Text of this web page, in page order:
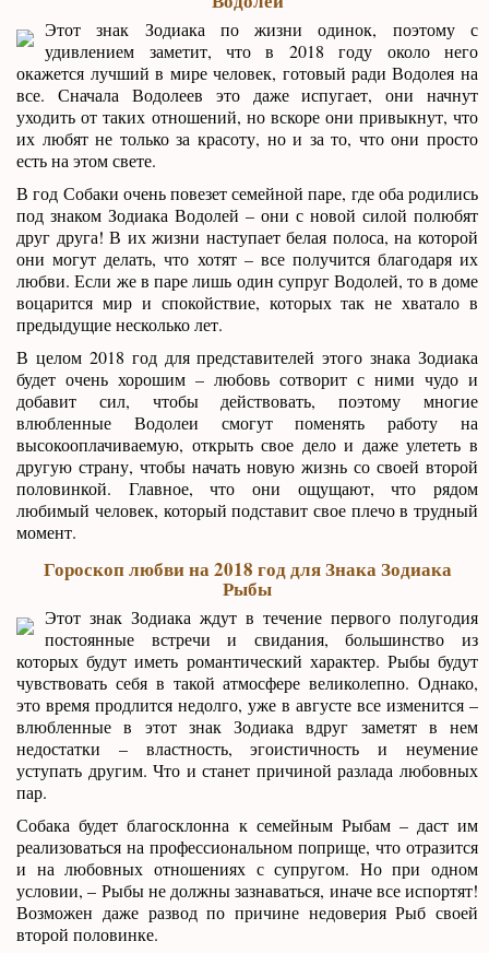
Этот знак Зодиака по жизни одинок, поэтому с
удивлением заметит, что в 2018 году около него
окажется лучший в мире человек, готовый ради Водолея на
все. Сначала Водолеев это даже испугает, они начнут
уходить от таких отношений, но вскоре они привыкнут, что
их любят не только за красоту, но и за то, что они просто
есть на этом свете.
В год Собаки очень повезет семейной паре, где оба родились
под знаком Зодиака Водолей – они с новой силой полюбят
друг друга! В их жизни наступает белая полоса, на которой
они могут делать, что хотят – все получится благодаря их
любви. Если же в паре лишь один супруг Водолей, то в доме
воцарится мир и спокойствие, которых так не хватало в
предыдущие несколько лет.
В целом 2018 год для представителей этого знака Зодиака
будет очень хорошим – любовь сотворит с ними чудо и
добавит сил, чтобы действовать, поэтому многие
влюбленные Водолеи смогут поменять работу на
высокооплачиваемую, открыть свое дело и даже улететь в
другую страну, чтобы начать новую жизнь со своей второй
половинкой. Главное, что они ощущают, что рядом
любимый человек, который подставит свое плечо в трудный
момент.
Гороскоп любви на 2018 год для Знака Зодиака
Рыбы
Этот знак Зодиака ждут в течение первого полугодия
постоянные встречи и свидания, большинство из
которых будут иметь романтический характер. Рыбы будут
чувствовать себя в такой атмосфере великолепно. Однако,
это время продлится недолго, уже в августе все изменится –
влюбленные в этот знак Зодиака вдруг заметят в нем
недостатки – властность, эгоистичность и неумение
уступать другим. Что и станет причиной разлада любовных
пар.
Собака будет благосклонна к семейным Рыбам – даст им
реализоваться на профессиональном поприще, что отразится
и на любовных отношениях с супругом. Но при одном
условии, – Рыбы не должны зазнаваться, иначе все испортят!
Возможен даже развод по причине недоверия Рыб своей
второй половинке.